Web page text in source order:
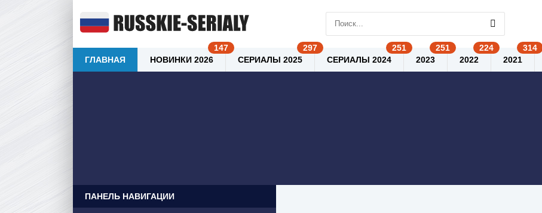
ПАНЕЛЬ НАВИГАЦИИ
ГЛАВНАЯ НОВИНКИ 2026 СЕРИАЛЫ 2025 СЕРИАЛЫ 2024 2023 2022 2021